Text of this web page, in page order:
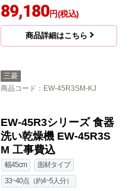
商品詳細はこちら
KJ
乾燥機 食器洗い乾燥機
ZWPP45R21LDS-E 工
事セット
スライドオープン浅型（ミドル）
ドアパネルタイプ
幅45cm